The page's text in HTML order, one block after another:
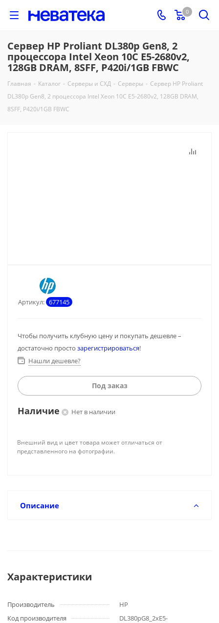
0
Сервер HP Proliant DL380p Gen8, 2
процессора Intel Xeon 10C E5-2680v2,
128GB DRAM, 8SFF, P420i/1GB FBWC
Главная - Каталог - Серверы и СХД - Серверы - Сервер HP Proliant
DL380p Gen8, 2 процессора Intel Xeon 10C E5-2680v2, 128GB DRAM,
8SFF, P420i/1GB FBWC
Артикул: 677145
Чтобы получить клубную цену и покупать дешевле –
достаточно просто зарегистрироваться!
Нашли дешевле?
Под заказ
Наличие Нет в наличии
Внешний вид и цвет товара может отличаться от
представленного на фотографии.
Описание
Характеристики
Производитель
HP
Код производителя
DL380pG8_2xE5-